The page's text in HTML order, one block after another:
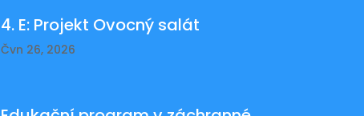
4. E: Projekt Ovocný salát
Čvn 26, 2026